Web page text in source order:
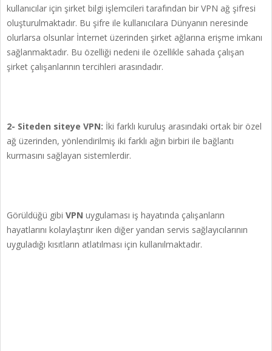
kullanıcılar için şirket bilgi işlemcileri tarafından bir VPN ağ şifresi
oluşturulmaktadır. Bu şifre ile kullanıcılara Dünyanın neresinde
olurlarsa olsunlar İnternet üzerinden şirket ağlarına erişme imkanı
sağlanmaktadır. Bu özelliği nedeni ile özellikle sahada çalışan
şirket çalışanlarının tercihleri arasındadır.
2- Siteden siteye VPN: İki farklı kuruluş arasındaki ortak bir özel
ağ üzerinden, yönlendirilmiş iki farklı ağın birbiri ile bağlantı
kurmasını sağlayan sistemlerdir.
Görüldüğü gibi VPN uygulaması iş hayatında çalışanların
hayatlarını kolaylaştırır iken diğer yandan servis sağlayıcılarının
uyguladığı kısıtların atlatılması için kullanılmaktadır.